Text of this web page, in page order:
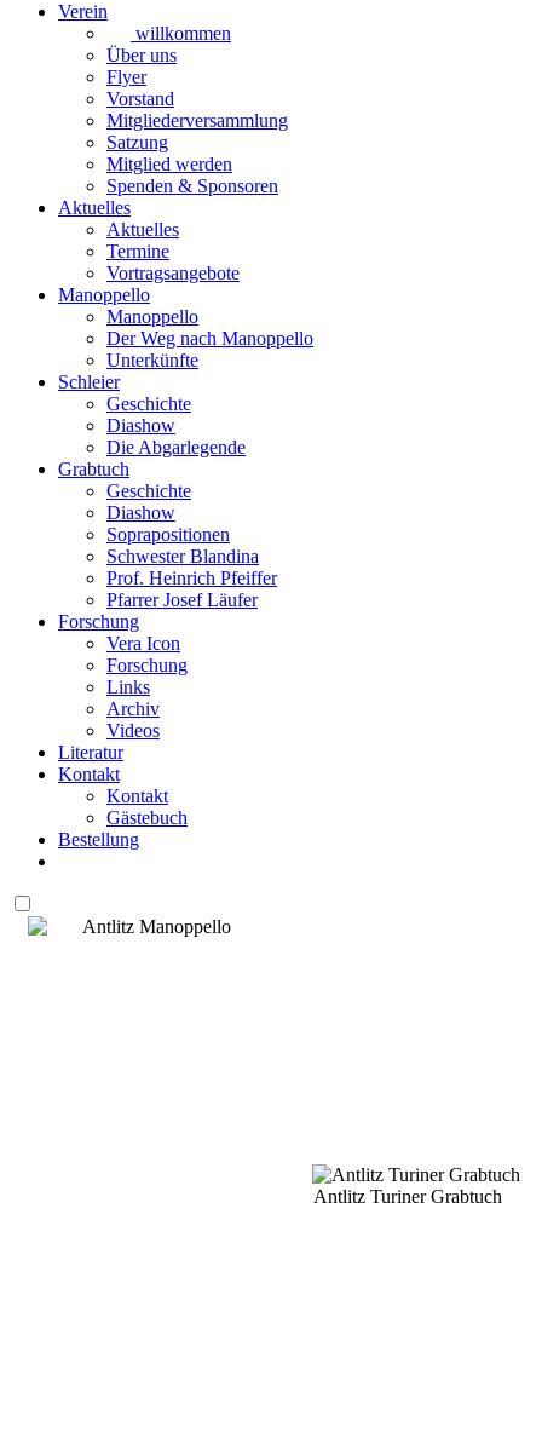
Verein
willkommen
Über uns
Flyer
Vorstand
Mitgliederversammlung
Satzung
Mitglied werden
Spenden & Sponsoren
Aktuelles
Aktuelles
Termine
Vortragsangebote
Manoppello
Manoppello
Der Weg nach Manoppello
Unterkünfte
Schleier
Geschichte
Diashow
Die Abgarlegende
Grabtuch
Geschichte
Diashow
Soprapositionen
Schwester Blandina
Prof. Heinrich Pfeiffer
Pfarrer Josef Läufer
Forschung
Vera Icon
Forschung
Links
Archiv
Videos
Literatur
Kontakt
Kontakt
Gästebuch
Bestellung
Antlitz Turiner Grabtuch